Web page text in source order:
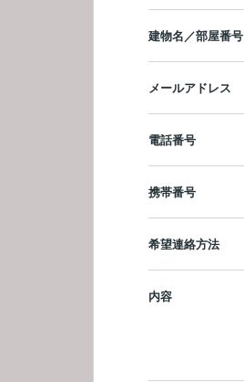
建物名／部屋番号
メールアドレス
電話番号
携帯番号
希望連絡方法
内容